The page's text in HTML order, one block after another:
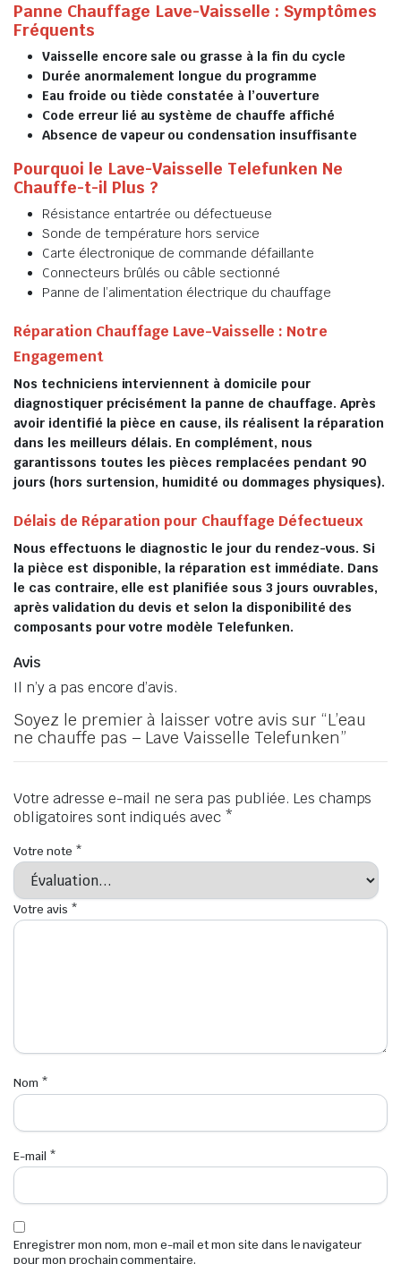
Panne Chauffage Lave-Vaisselle : Symptômes
Fréquents
Vaisselle encore sale ou grasse à la fin du cycle
Durée anormalement longue du programme
Eau froide ou tiède constatée à l’ouverture
Code erreur lié au système de chauffe affiché
Absence de vapeur ou condensation insuffisante
Pourquoi le Lave-Vaisselle Telefunken Ne
Chauffe-t-il Plus ?
Résistance entartrée ou défectueuse
Sonde de température hors service
Carte électronique de commande défaillante
Connecteurs brûlés ou câble sectionné
Panne de l’alimentation électrique du chauffage
Réparation Chauffage Lave-Vaisselle : Notre
Engagement
Nos techniciens interviennent à domicile pour
diagnostiquer précisément la panne de chauffage. Après
avoir identifié la pièce en cause, ils réalisent la réparation
dans les meilleurs délais. En complément, nous
garantissons toutes les pièces remplacées pendant 90
jours (hors surtension, humidité ou dommages physiques).
Délais de Réparation pour Chauffage Défectueux
Nous effectuons le diagnostic le jour du rendez-vous. Si
la pièce est disponible, la réparation est immédiate. Dans
le cas contraire, elle est planifiée sous 3 jours ouvrables,
après validation du devis et selon la disponibilité des
composants pour votre modèle Telefunken.
Avis
Il n’y a pas encore d’avis.
Soyez le premier à laisser votre avis sur “L’eau
ne chauffe pas – Lave Vaisselle Telefunken”
Votre adresse e-mail ne sera pas publiée. Les champs
obligatoires sont indiqués avec *
Votre note *
Votre avis *
Nom *
E-mail *
Enregistrer mon nom, mon e-mail et mon site dans le navigateur
pour mon prochain commentaire.